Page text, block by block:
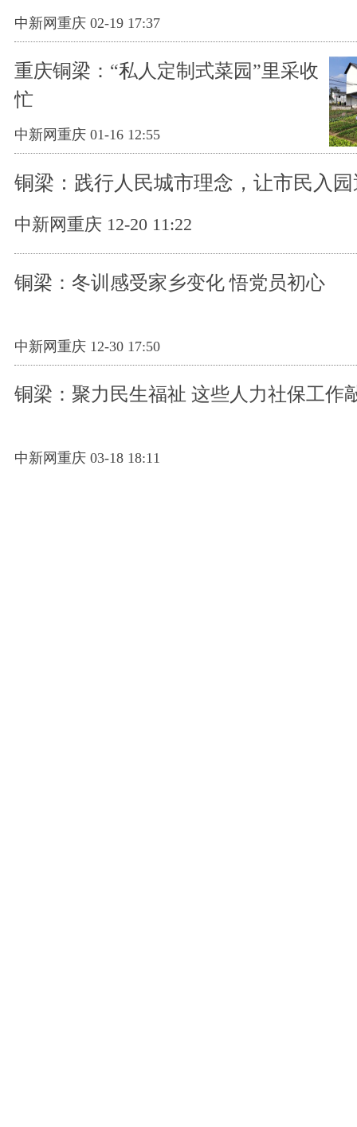
中新网重庆 02-19 17:37
重庆铜梁：“私人定制式菜园”里采收
忙
中新网重庆 01-16 12:55
铜梁：践行人民城市理念，让市民入
中新网重庆 12-20 11:22
铜梁：冬训感受家乡变化 悟党员初心
中新网重庆 12-30 17:50
铜梁：聚力民生福祉 这些人力社保工作
中新网重庆 03-18 18:11